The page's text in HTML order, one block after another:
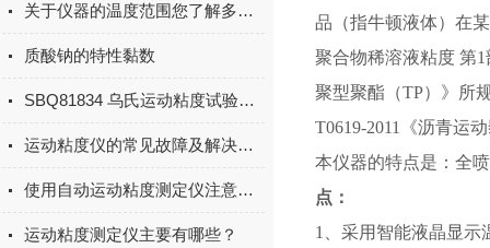
关于仪器的温度范围您了解多少？
质酸钠的特性黏数
SBQ81834 乌氏运动粘度试验器使用方法及注意事项
运动粘度仪的常见故障及解决方法有哪些？
使用自动运动粘度测定仪注意事项
运动粘度测定仪主要有哪些？
品（指牛顿液体）在
聚合物稀溶液粘度 第
聚型聚酯（TP）》所
T0619-2011《沥青运
本仪器的特点是：全
点：
1、采用智能液晶显